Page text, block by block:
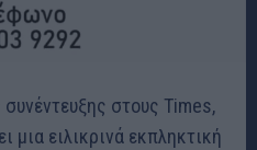
στους Times,
μια ειλικρινά εκπληκτική